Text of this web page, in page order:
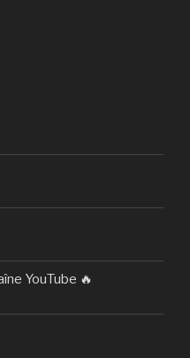
YouTube 🔥